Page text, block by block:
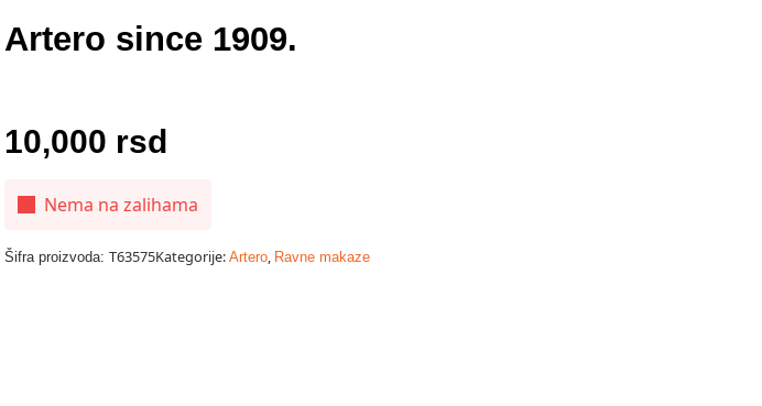
Artero since 1909.
10,000 rsd
Nema na zalihama
Šifra proizvoda: T63575Kategorije: Artero Ravne makaze